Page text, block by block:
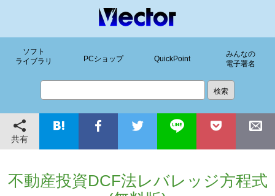
ソフト
ライブラリ
PCショップ QuickPoint
みんなの
電子署名
共有
不動産投資DCF法レバレッジ方程式